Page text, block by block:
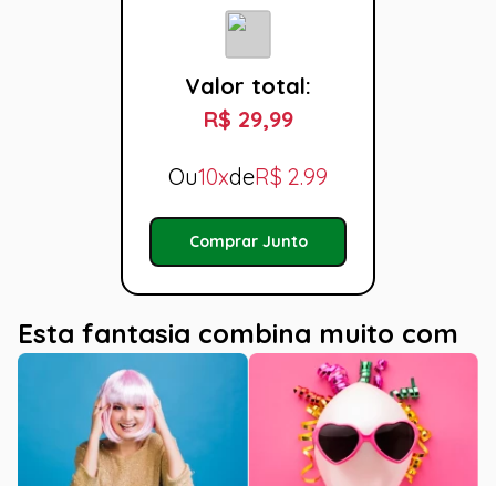
Valor total:
R$ 29,99
Ou10xdeR$ 2.99
Comprar Junto
Esta fantasia combina muito com